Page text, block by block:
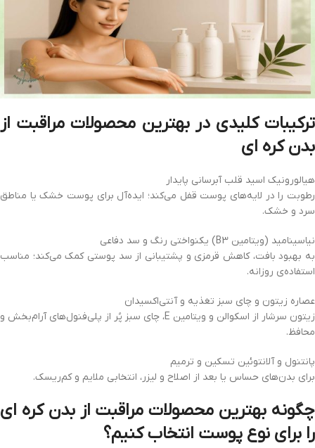
ترکیبات کلیدی دربهترین محصولات مراقبت از
بدن کره‌ ای
هیالورونیک اسید قلب آبرسانی پایدار
رطوبت را در لایه‌های پوست قفل می‌کند؛ ایده‌آل برای پوست خشک یا مناطق
سرد و خشک.
نیاسینامید (ویتامین B3) یکنواختی رنگ و سد دفاعی
به بهبود بافت، کاهش قرمزی و پشتیبانی از سد پوستی کمک می‌کند؛ مناسب
استفاده‌ی روزانه.
عصاره زیتون و چای سبز تغذیه و آنتی‌اکسیدان
زیتون سرشار از اسکوالن و ویتامین E، چای سبز پُر از پلی‌فنول‌های آرام‌بخش و
محافظ.
پانتنول و آلانتوئین تسکین و ترمیم
برای بدن‌های حساس یا بعد از اصلاح و لیزر، انتخابی ملایم و کم‌ریسک.
چگونه بهترین محصولات مراقبت از بدن کره‌ ای
را برای نوع پوست انتخاب کنیم؟